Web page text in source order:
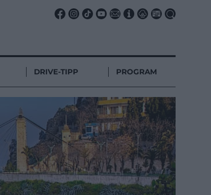
DRIVE-TIPP PROGRAM